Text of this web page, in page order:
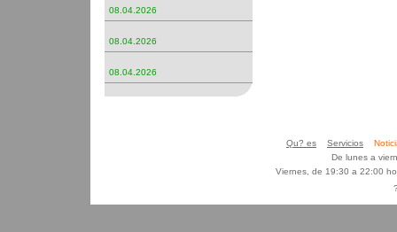
08.04.2026
08.04.2026
08.04.2026
Qu? es Servicios
De lunes a
Viernes, de 19:30 a 22:00